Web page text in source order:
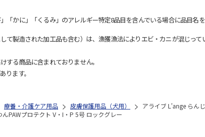
かに」「くるみ」のアレルギー特定8品目を含んでいる場合に品目名を
製造された加工品も含む）は、漁獲漁法によりエビ・カニが混じっ
る商品に含まれておりません。
ります。
療養・介護ケア用品 皮膚保護用品（犬用）
アライブ L’ange らん
んPAWプロテクト V・I・P 5号 ロックグレー